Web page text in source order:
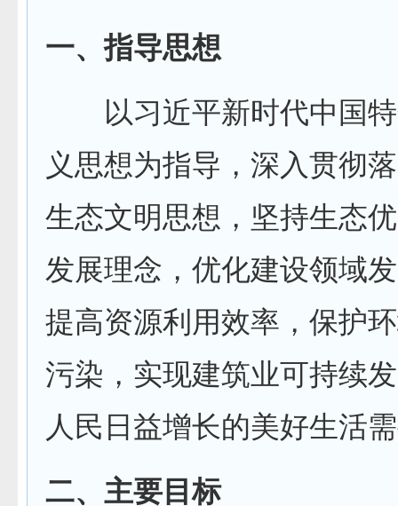
一、指导思想
以习近平新时代中国特
义思想为指导，深入贯彻
生态文明思想，坚持生态
发展理念，优化建设领域
提高资源利用效率，保护
污染，实现建筑业可持续
人民日益增长的美好生活
二、主要目标